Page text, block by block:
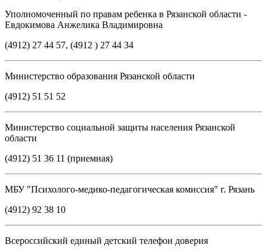
Уполномоченный по правам ребенка в Рязанской области -
Евдокимова Анжелика Владимировна
(4912) 27 44 57, (4912 ) 27 44 34
Министерство образования Рязанской области
(4912) 51 51 52
Министерство социальной защиты населения Рязанской
области
(4912) 51 36 11 (приемная)
МБУ "Психолого-медико-педагогическая комиссия" г. Рязань
(4912) 92 38 10
Всероссийский единый детский телефон доверия